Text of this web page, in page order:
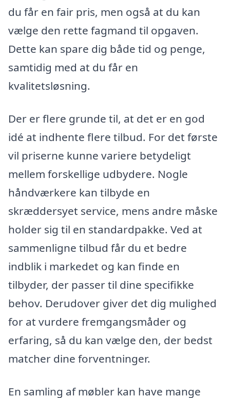
du får en fair pris, men også at du kan
vælge den rette fagmand til opgaven.
Dette kan spare dig både tid og penge,
samtidig med at du får en
kvalitetsløsning.
Der er flere grunde til, at det er en god
idé at indhente flere tilbud. For det første
vil priserne kunne variere betydeligt
mellem forskellige udbydere. Nogle
håndværkere kan tilbyde en
skræddersyet service, mens andre måske
holder sig til en standardpakke. Ved at
sammenligne tilbud får du et bedre
indblik i markedet og kan finde en
tilbyder, der passer til dine specifikke
behov. Derudover giver det dig mulighed
for at vurdere fremgangsmåder og
erfaring, så du kan vælge den, der bedst
matcher dine forventninger.
En samling af møbler kan have mange